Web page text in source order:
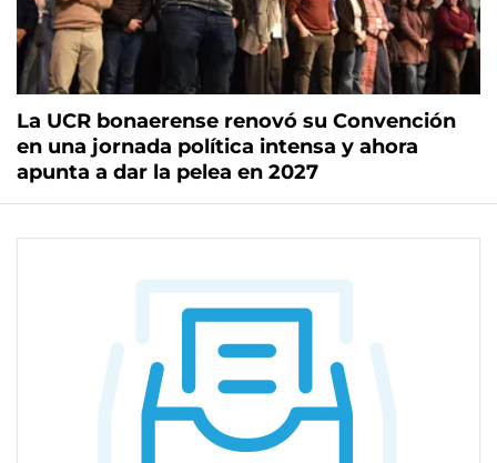
La UCR bonaerense renovó su Convención
en una jornada política intensa y ahora
apunta a dar la pelea en 2027